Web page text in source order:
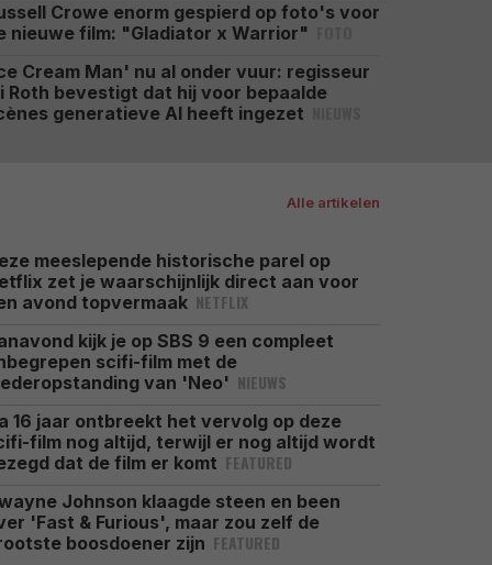
Crowe enorm gespierd op foto's voor
nieuwe film: "Gladiator x Warrior"
Cream Man' nu al onder vuur: regisseur
Roth bevestigt dat hij voor bepaalde
generatieve AI heeft ingezet
meeslepende historische parel op
zet je waarschijnlijk direct aan voor
avond topvermaak NETFLIX
kijk je op SBS 9 een compleet
scifi-film met de
van 'Neo' NIEUWS
16 jaar ontbreekt het vervolg op deze
film nog altijd, terwijl er nog altijd wordt
dat de film er komt FEATURED
Johnson klaagde steen en been
'Fast & Furious', maar zou zelf de
boosdoener zijn FEATURED
Alle artikelen